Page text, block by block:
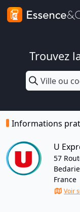
Trouvez
Informations
U
57
France
Voir